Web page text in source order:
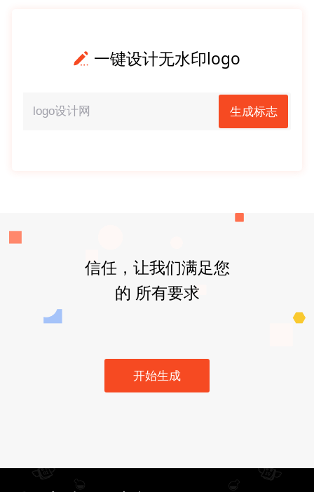
一键设计无水印logo
生成标志
信任，让我们满足您
的 所有要求
开始生成